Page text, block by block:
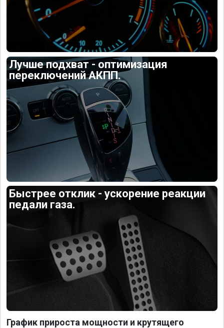
Лучше подхват - оптимизация
переключений АКПП.
Быстрее отклик - ускорение реакции
педали газа.
График прироста мощности и крутящего